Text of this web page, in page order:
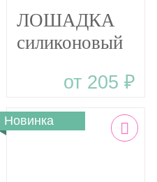
ЛОШАДКА
силиконовый
от 205 ₽
Новинка